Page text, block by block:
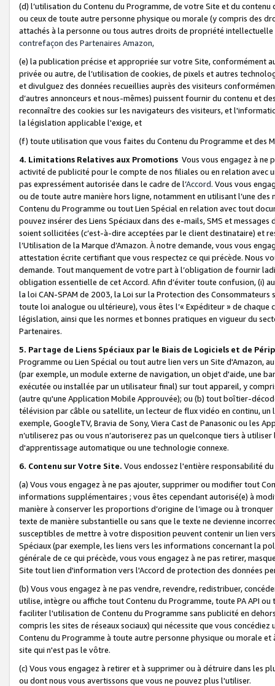
(d) l’utilisation du Contenu du Programme, de votre Site et du
ou ceux de toute autre personne physique ou morale (y compris des
attachés à la personne ou tous autres droits de propriété
contrefaçon des Partenaires Amazon,
(e) la publication précise et appropriée sur votre Site, conformément
privée ou autre, de l’utilisation de cookies, de pixels et autres
et divulguez des données recueillies auprès des visiteurs
d’autres annonceurs et nous-mêmes) puissent fournir du contenu et
reconnaître des cookies sur les navigateurs des visiteurs, et
la législation applicable l'exige, et
(f) toute utilisation que vous faites du Contenu du Programme et des
4. Limitations Relatives aux Promotions Vous vous engagez à ne
activité de publicité pour le compte de nos filiales ou en relation avec
pas expressément autorisée dans le cadre de l’Accord. Vous vous
ou de toute autre manière hors ligne, notamment en utilisant l’une
Contenu du Programme ou tout Lien Spécial en relation avec tout
pouvez insérer des Liens Spéciaux dans des e-mails, SMS et
soient sollicitées (c’est-à-dire acceptées par le client destinataire) et
l’Utilisation de la Marque d’Amazon. À notre demande, vous vous
attestation écrite certifiant que vous respectez ce qui précède. Nous
demande. Tout manquement de votre part à l’obligation de fournir
obligation essentielle de cet Accord. Afin d’éviter toute confusion, (i)
la loi CAN-SPAM de 2003, la Loi sur la Protection des
toute loi analogue ou ultérieure), vous êtes l’« Expéditeur » de
législation, ainsi que les normes et bonnes pratiques en vigueur du
Partenaires.
5. Partage de Liens Spéciaux par le Biais de Logiciels et de
Programme ou Lien Spécial ou tout autre lien vers un Site d'Amazon,
(par exemple, un module externe de navigation, un objet d'aide, une
exécutée ou installée par un utilisateur final) sur tout appareil, y
(autre qu'une Application Mobile Approuvée); ou (b) tout boîtier-
télévision par câble ou satellite, un lecteur de flux vidéo en continu,
exemple, GoogleTV, Bravia de Sony, Viera Cast de Panasonic ou les
n’utiliserez pas ou vous n’autoriserez pas un quelconque tiers à
d'apprentissage automatique ou une technologie connexe.
6. Contenu sur Votre Site. Vous endossez l'entière responsabilité
(a) Vous vous engagez à ne pas ajouter, supprimer ou modifier tout
informations supplémentaires ; vous êtes cependant autorisé(e) à
manière à conserver les proportions d’origine de l’image ou à
texte de manière substantielle ou sans que le texte ne devienne
susceptibles de mettre à votre disposition peuvent contenir un lien
Spéciaux (par exemple, les liens vers les informations concernant la
générale de ce qui précède, vous vous engagez à ne pas retirer,
Site tout lien d'information vers l'Accord de protection des données
(b) Vous vous engagez à ne pas vendre, revendre, redistribuer,
utilise, intègre ou affiche tout Contenu du Programme, toute PA API
faciliter l'utilisation de Contenu du Programme sans publicité en
compris les sites de réseaux sociaux) qui nécessite que vous
Contenu du Programme à toute autre personne physique ou morale
site qui n'est pas le vôtre.
(c) Vous vous engagez à retirer et à supprimer ou à détruire dans les
ou dont nous vous avertissons que vous ne pouvez plus l'utiliser.